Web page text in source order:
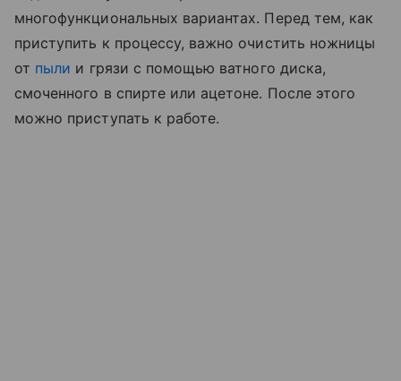
многофункциональных вариантах. Перед тем, как
приступить к процессу, важно очистить ножницы
от пыли и грязи с помощью ватного диска,
смоченного в спирте или ацетоне. После этого
можно приступать к работе.